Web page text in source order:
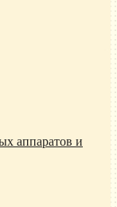
аппаратов и